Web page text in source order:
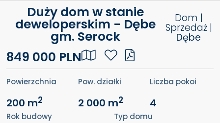
Duży dom w stanie
deweloperskim - Dębe
gm. Serock
Dom |
Sprzedaż |
Dębe
849 000 PLN
Powierzchnia
200 m2
Pow. działki
2 000 m2
Liczba pokoi
4
Rok budowy Typ domu